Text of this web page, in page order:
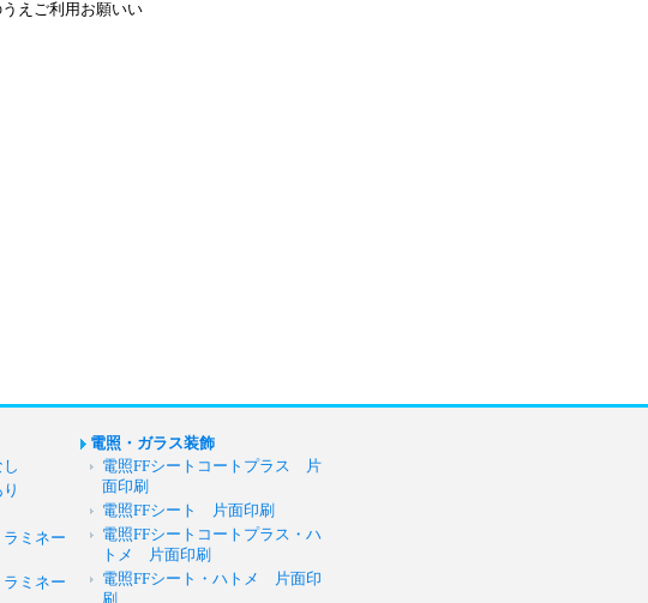
えご利用お願いい
ミネー
ミネー
電照・ガラス装飾
電照FFシートコートプラス 片
面印刷
電照FFシート 片面印刷
電照FFシートコートプラス・ハ
トメ 片面印刷
電照FFシート・ハトメ 片面印
刷